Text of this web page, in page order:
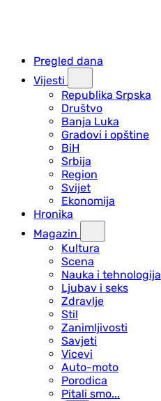
Pregled dana
Vijesti
Republika Srpska
Društvo
Banja Luka
Gradovi i opštine
BiH
Srbija
Region
Svijet
Ekonomija
Hronika
Magazin
Kultura
Scena
Nauka i tehnologija
Ljubav i seks
Zdravlje
Stil
Zanimljivosti
Savjeti
Vicevi
Auto-moto
Porodica
Pitali smo...